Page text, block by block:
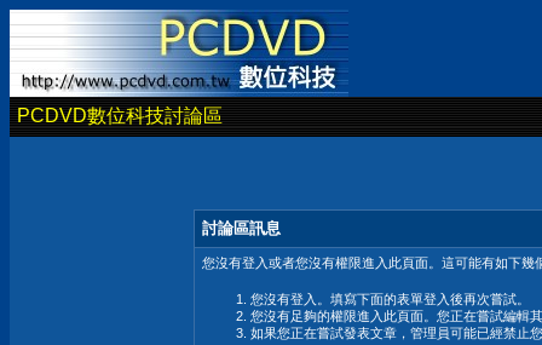
PCDVD數位科技討論區
討論區訊息
您沒有登入或者您沒有權限進入此頁面。這可能有如下幾
您沒有登入。填寫下面的表單登入後再次嘗試。
您沒有足夠的權限進入此頁面。您正在嘗試編輯
如果您正在嘗試發表文章，管理員可能已經禁止